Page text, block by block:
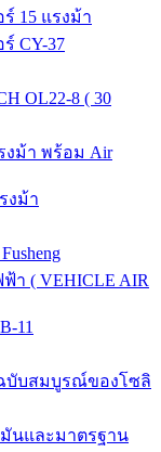
15 แรงม้า
CY-37
OL22-8 ( 30
งม้า พร้อม Air
งม้า
า ( VEHICLE AIR
11
บับสมบูรณ์ของโซลิ
นและมาตรฐาน